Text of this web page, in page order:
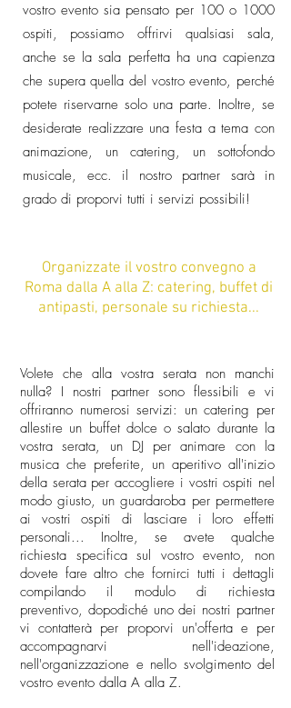
vostro evento sia pensato per 100 o 1000
ospiti, possiamo offrirvi qualsiasi sala,
anche se la sala perfetta ha una capienza
che supera quella del vostro evento, perché
potete riservarne solo una parte. Inoltre, se
desiderate realizzare una festa a tema con
animazione, un catering, un sottofondo
musicale, ecc. il nostro partner sarà in
grado di proporvi tutti i servizi possibili!
Organizzate il vostro convegno a
Roma dalla A alla Z: catering, buffet di
antipasti, personale su richiesta...
Volete che alla vostra serata non manchi
nulla? I nostri partner sono flessibili e vi
offriranno numerosi servizi: un catering per
allestire un buffet dolce o salato durante la
vostra serata, un DJ per animare con la
musica che preferite, un aperitivo all'inizio
della serata per accogliere i vostri ospiti nel
modo giusto, un guardaroba per permettere
ai vostri ospiti di lasciare i loro effetti
personali... Inoltre, se avete qualche
richiesta specifica sul vostro evento, non
dovete fare altro che fornirci tutti i dettagli
compilando il modulo di richiesta
preventivo, dopodiché uno dei nostri partner
vi contatterà per proporvi un'offerta e per
accompagnarvi nell'ideazione,
nell'organizzazione e nello svolgimento del
vostro evento dalla A alla Z.